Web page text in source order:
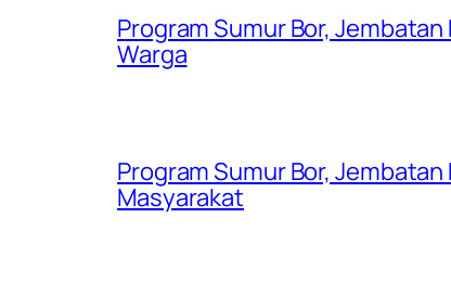
Program Sumur Bor,
Warga
Program Sumur Bor,
Masyarakat